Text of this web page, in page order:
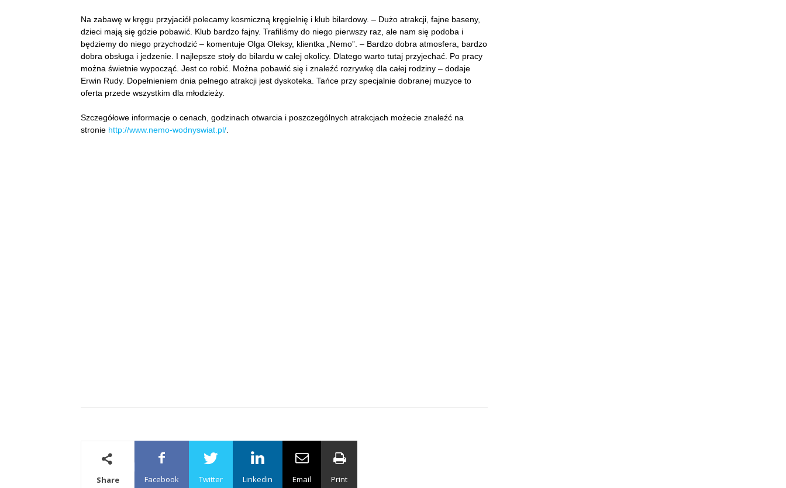
Na zabawę w kręgu przyjaciół polecamy kosmiczną kręgielnię i klub bilardowy. – Dużo atrakcji, fajne baseny,
dzieci mają się gdzie pobawić. Klub bardzo fajny. Trafiliśmy do niego pierwszy raz, ale nam się podoba i
będziemy do niego przychodzić – komentuje Olga Oleksy, klientka „Nemo”. – Bardzo dobra atmosfera, bardzo
dobra obsługa i jedzenie. I najlepsze stoły do bilardu w całej okolicy. Dlatego warto tutaj przyjechać. Po pracy
można świetnie wypocząć. Jest co robić. Można pobawić się i znaleźć rozrywkę dla całej rodziny – dodaje
Erwin Rudy. Dopełnieniem dnia pełnego atrakcji jest dyskoteka. Tańce przy specjalnie dobranej muzyce to
oferta przede wszystkim dla młodzieży.
Szczegółowe informacje o cenach, godzinach otwarcia i poszczególnych atrakcjach możecie znaleźć na
stronie http://www.nemo-wodnyswiat.pl/
Share Facebook Twitter Linkedin Email Print